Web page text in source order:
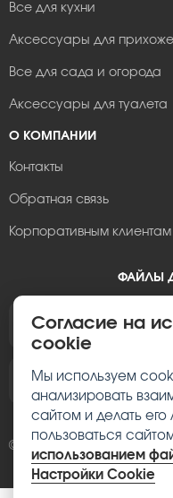
Все для кухни
Аксессуары для
Все для сада и огорода
Аксессуары для туалета
О КОМПАНИИ
Контакты
Обратная связь
Корпоративным клиентам
ФАЙЛЫ
Пролистать
Фотографии изделий
© 2002–2026, Berossi
Согласие на
cookie
Мы используем
анализировать
сайтом и делать
пользоваться
использованием
Настройки Cookie